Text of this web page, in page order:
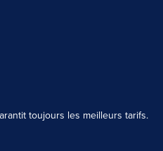
toujours les meilleurs tarifs.